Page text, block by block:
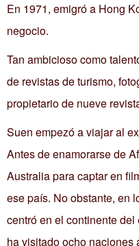
En 1971, emigró a Hong
negocio.
Tan ambicioso como
de revistas de turismo,
propietario de nueve
Suen empezó a viajar al
Antes de enamorarse de
Australia para captar en
ese país. No obstante, en
centró en el continente
ha visitado ocho naciones